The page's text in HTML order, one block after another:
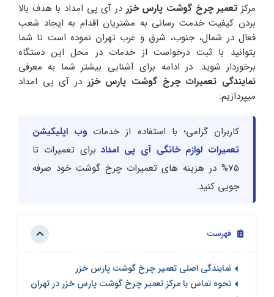
مرکز تعمیر چرخ گوشت پارس خزر در آی پی امداد با هدف بالا
بردن کیفیت خدمت رسانی به مشتریان اقدام به ایجاد شعب
فعال در شمال، جنوب، شرق و غرب تهران نموده است تا شما
بتوانید با ثبت درخواست از خدمات در محل این دستگاه
برخوردار شوید. در ادامه برای آشنایی بیشتر شما به معرفی
نمایندگی تعمیرات چرخ گوشت پارس خزر در آی پی امداد
میپردازیم:
کاربران گرامی؛ با استفاده از خدمات وب اپلیکیشن
تعمیرات لوازم خانگی آی پی امدادبرای تعمیرات تا
75% در هزینه های تعمیرات چرخ گوشت خود صرفه
جویی کنید.
فهرست
نمایندگی اصلی تعمیر چرخ گوشت پارس خزر
نحوه تماس با مرکز تعمیر چرخ گوشت پارس خزر در تهران